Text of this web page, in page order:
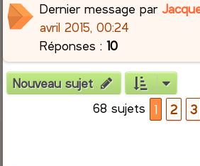
Dernier message par
avril 2015, 00:24
Réponses :10
Nouveau sujet
68 sujets
1 2 3